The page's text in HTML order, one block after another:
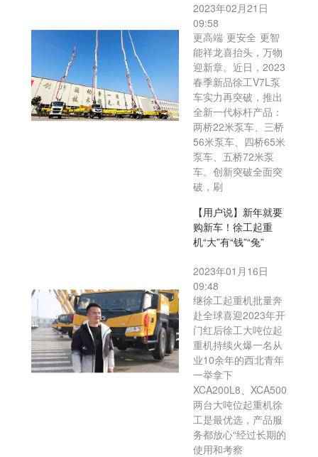
2023年02月21日
09:58
更高端 更安全 更智
能祥龙喜抬头，万物
迎新章。近日，2023
春季新品徐工V7L泵
车实力再突破，推出
全新一代标杆产品：
两桥22米泵车、三桥
56米泵车、四桥65米
泵车、五桥72米泵
车。创新突破全面突
破，刷
【用户说】新年就要
购新车！徐工起重
机“大”有“钱”“兔”
2023年01月16日
09:48
继徐工起重机批量奔
赴全球喜迎2023年开
门红后徐工大吨位起
重机持续火爆一名从
业10余年的西北青年
一举拿下
XCA200L8、XCA500
两台大吨位起重机徐
工是最优选，产品服
务都放心“经过长期的
使用和考察